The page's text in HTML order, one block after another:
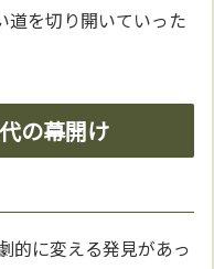
道を切り開いていった
の幕開け
的に変える発見があっ